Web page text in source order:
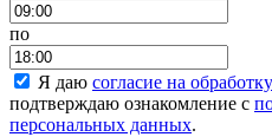
по
Я даю согласие на
подтверждаю ознакомление с
персональных данных.